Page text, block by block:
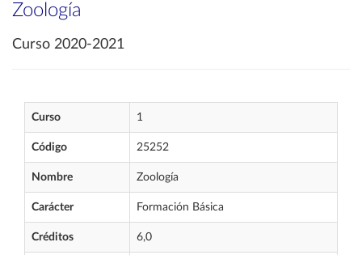
Zoología
Curso 2020-2021
Curso 1
Código 25252
Nombre Zoología
Carácter Formación Básica
Créditos 6,0